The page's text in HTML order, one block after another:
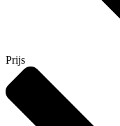
Prijs